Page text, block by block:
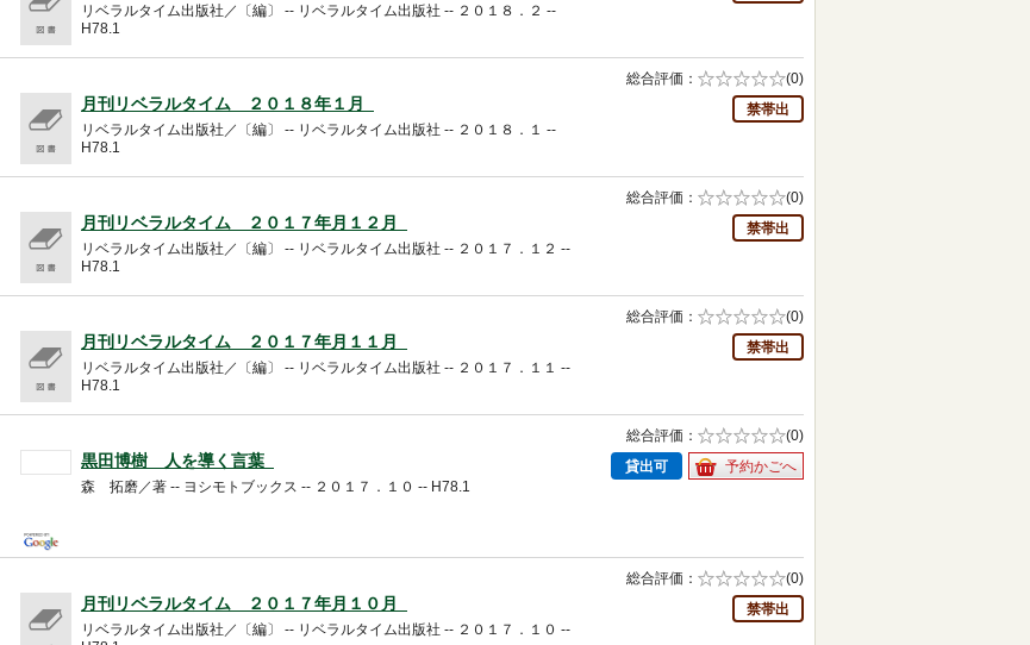
リベラルタイム出版社／〔編〕 -- リベラルタイム出版社 -- ２０１８．２ --
H78.1
月刊リベラルタイム ２０１８年１月
リベラルタイム出版社／〔編〕 -- リベラルタイム出版社 -- ２０１８．１ --
H78.1
総合評価
5段階評価の (0)
禁帯出
月刊リベラルタイム ２０１７年月１２月
リベラルタイム出版社／〔編〕 -- リベラルタイム出版社 -- ２０１７．１２ --
H78.1
総合評価
5段階評価の (0)
禁帯出
月刊リベラルタイム ２０１７年月１１月
リベラルタイム出版社／〔編〕 -- リベラルタイム出版社 -- ２０１７．１１ --
H78.1
総合評価
5段階評価の (0)
禁帯出
黒田博樹 人を導く言葉
森 拓磨／著 -- ヨシモトブックス -- ２０１７．１０ -- H78.1
総合評価
5段階評価の
0.0
(0)
貸出可
予約かごへ
月刊リベラルタイム ２０１７年月１０月
リベラルタイム出版社／〔編〕 -- リベラルタイム出版社 -- ２０１７．１０ --
総合評価
5段階評価の (0)
禁帯出